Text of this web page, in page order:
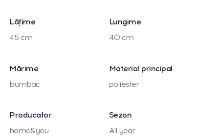
Lățime
45 cm
Lungime
40 cm
Mărime
bumbac
Material principal
poliester
Producator
home&you
Sezon
All year